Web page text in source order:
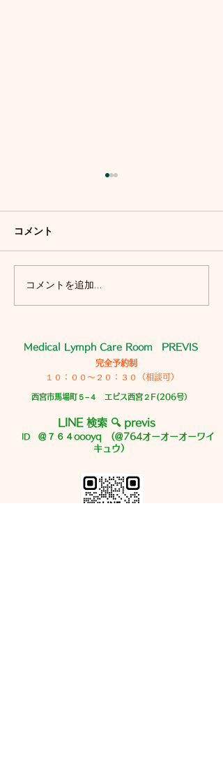
いつもありがとうございます
ンの中にいるような(くらい暑
い)日が 続いていますがご無
わせがありました ありがとう
ございます リンパ浮腫なので
伺いたいです いつが空いてま
すか？ 料金はいくらですか？
という短文が多いのです💦 と
くにリンパ浮腫の方は ただの
むくみではないので 事前に
コメント
コメントを追加…
Medical Lymph Care Room PREVIS
完全予約制
１０：００〜２０：３０（相談可）
西宮市馬場町５−４ エビス西宮２F(206号）
LINE 検索 🔍 previs
ID ＠７６４oooyq (＠764オーオーオーワイ
キュウ）